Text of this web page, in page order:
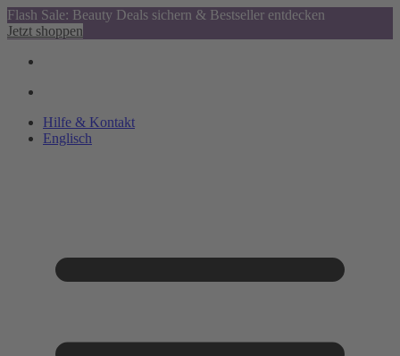
Flash Sale: Beauty Deals sichern & Bestseller entdecken
Jetzt shoppen
Hilfe & Kontakt
Englisch